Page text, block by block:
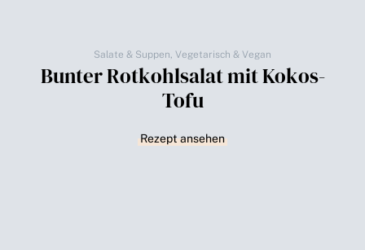
Salate & Suppen, Vegetarisch & Vegan
Bunter Rotkohlsalat mit Kokos-
Tofu
Rezept ansehen